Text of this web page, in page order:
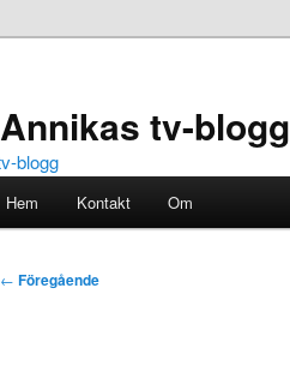
Annikas tv-blogg
Hem Kontakt Om
Inläggsnavigering
← Föregående